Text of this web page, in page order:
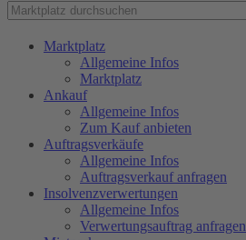
Marktplatz
Allgemeine Infos
Marktplatz
Ankauf
Allgemeine Infos
Zum Kauf anbieten
Auftragsverkäufe
Allgemeine Infos
Auftragsverkauf anfragen
Insolvenzverwertungen
Allgemeine Infos
Verwertungsauftrag anfragen